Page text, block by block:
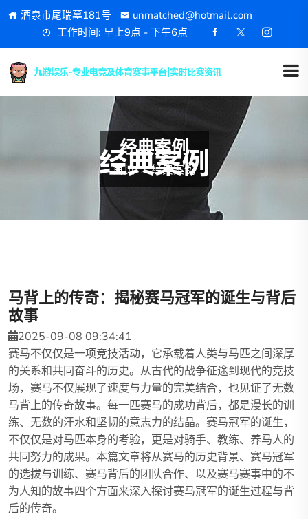
酒泉市尾瑞墓181号
unmatched@hotmail.com
工作时间: 早上9点 - 下午6点
经典案例
首页 经典案例
马背上的传奇：揭秘赛马冠军的诞生与背后
故事
2025-09-08 09:34:41
赛马不仅仅是一项竞技活动，它承载着人类与马匹之间深厚
的关系和共同奋斗的历史。从古代的战争征途到现代的竞技
场，赛马不仅展现了速度与力量的完美结合，也见证了无数
马背上的传奇故事。每一匹赛马的成功背后，都是漫长的训
练、无数的汗水和坚韧的意志力的结晶。赛马冠军的诞生，
不仅仅是对马匹本身的考验，更是对骑手、教练、养马人的
共同努力的成果。本篇文章将从赛马的历史背景、赛马冠军
的选拔与训练、赛马背后的团队合作、以及赛马赛事中的不
为人知的故事四个方面来深入探讨赛马冠军的诞生过程与背
后的传奇。